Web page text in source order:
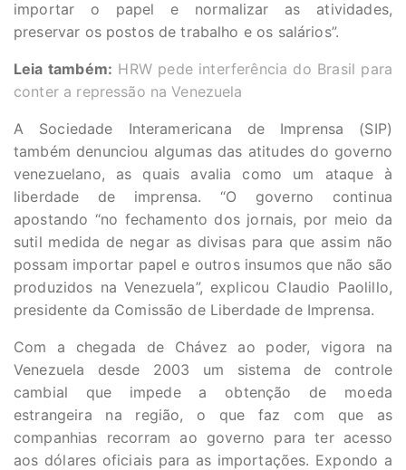
importar o papel e normalizar as atividades,
preservar os postos de trabalho e os salários”.
Leia também: HRW pede interferência do Brasil para
conter a repressão na Venezuela
A Sociedade Interamericana de Imprensa (SIP)
também denunciou algumas das atitudes do governo
venezuelano, as quais avalia como um ataque à
liberdade de imprensa. “O governo continua
apostando “no fechamento dos jornais, por meio da
sutil medida de negar as divisas para que assim não
possam importar papel e outros insumos que não são
produzidos na Venezuela”, explicou Claudio Paolillo,
presidente da Comissão de Liberdade de Imprensa.
Com a chegada de Chávez ao poder, vigora na
Venezuela desde 2003 um sistema de controle
cambial que impede a obtenção de moeda
estrangeira na região, o que faz com que as
companhias recorram ao governo para ter acesso
aos dólares oficiais para as importações. Expondo a